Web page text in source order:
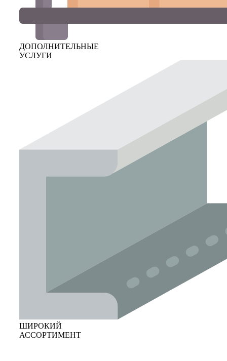
ДОПОЛНИТЕЛЬНЫЕ
УСЛУГИ
ШИРОКИЙ
АССОРТИМЕНТ